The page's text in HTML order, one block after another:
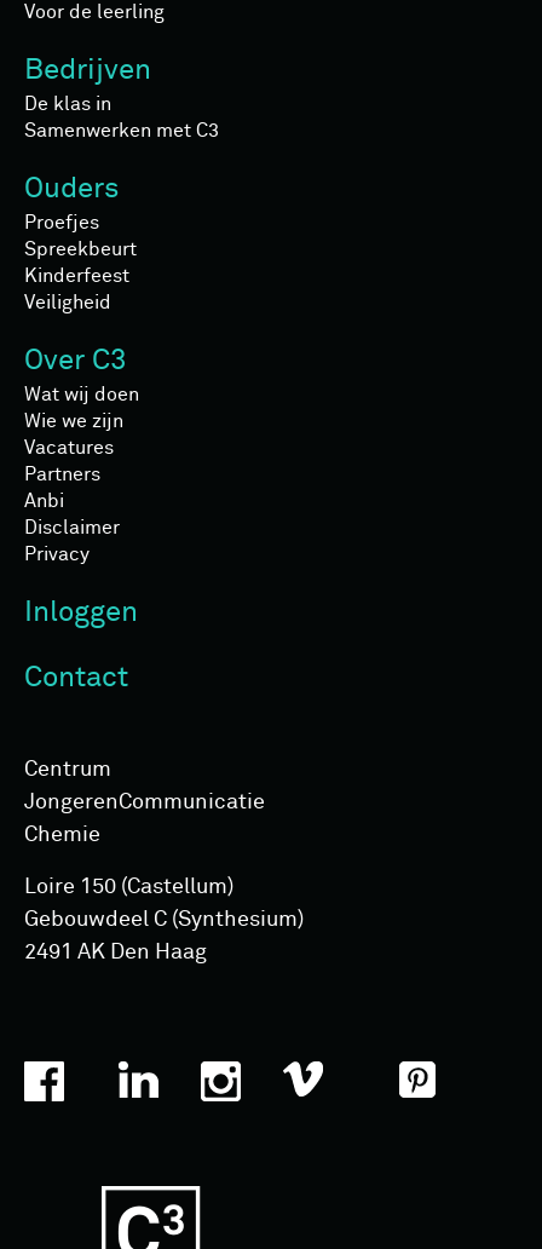
Voor de leerling
Bedrijven
De klas in
Samenwerken met C3
Ouders
Proefjes
Spreekbeurt
Kinderfeest
Veiligheid
Over C3
Wat wij doen
Wie we zijn
Vacatures
Partners
Anbi
Disclaimer
Privacy
Inloggen
Contact
Centrum
Jongeren­Communicatie
Chemie
Loire 150 (Castellum)
Gebouwdeel C (Synthesium)
2491 AK Den Haag